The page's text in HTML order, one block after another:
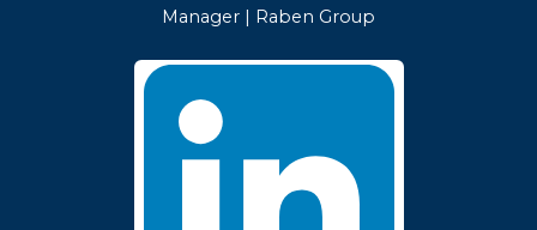
Manager | Raben Group